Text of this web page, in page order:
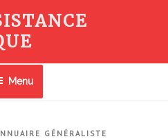
Menu
GÉNÉRALISTE